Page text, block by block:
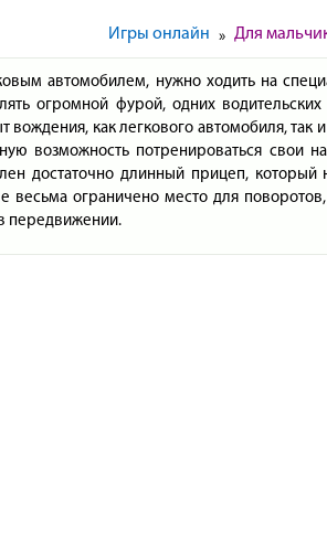
Игры онлайн » Для
автомобилем, нужно ходить на
огромной фурой, одних водительских
как легкового автомобиля, так
возможность потренироваться свои
достаточно длинный прицеп, который
ограничено место для
передвижении.